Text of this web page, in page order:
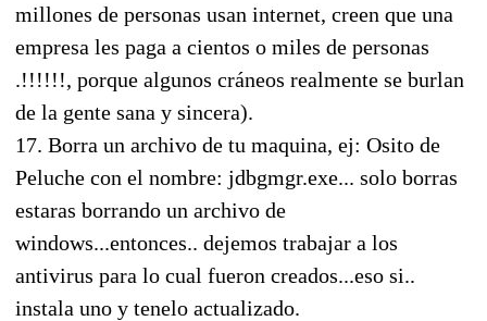
millones de personas usan internet, creen que una
empresa les paga a cientos o miles de personas
.!!!!!!, porque algunos cráneos realmente se burlan
de la gente sana y sincera).
17. Borra un archivo de tu maquina, ej: Osito de
Peluche con el nombre: jdbgmgr.exe... solo borras
estaras borrando un archivo de
windows...entonces.. dejemos trabajar a los
antivirus para lo cual fueron creados...eso si..
instala uno y tenelo actualizado.